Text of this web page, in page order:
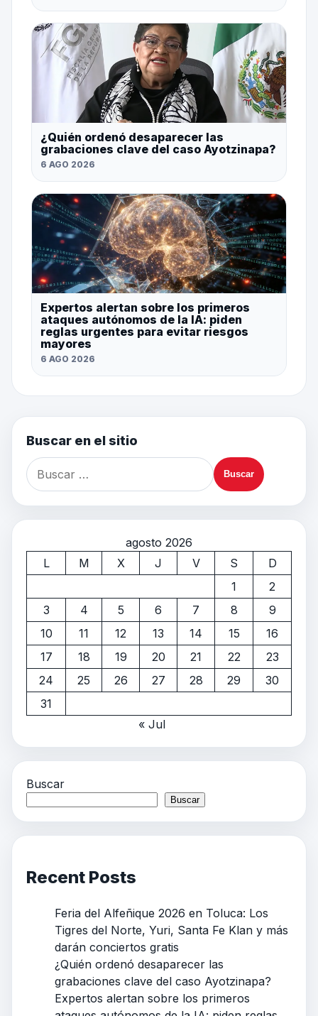
¿Quién ordenó desaparecer las
grabaciones clave del caso Ayotzinapa?
6 AGO 2026
Expertos alertan sobre los primeros
ataques autónomos de la IA: piden
reglas urgentes para evitar riesgos
mayores
6 AGO 2026
Buscar en el sitio
agosto 2026
L
M X J V S
D
1
2
3
4 5 6 7 8
9
10
11 12 13 14 15
16
17
18 19 20 21 22
23
24
25 26 27 28 29
30
31
« Jul
Buscar
Buscar
Recent Posts
Feria del Alfeñique 2026 en Toluca: Los
Tigres del Norte, Yuri, Santa Fe Klan y más
darán conciertos gratis
¿Quién ordenó desaparecer las
grabaciones clave del caso Ayotzinapa?
Expertos alertan sobre los primeros